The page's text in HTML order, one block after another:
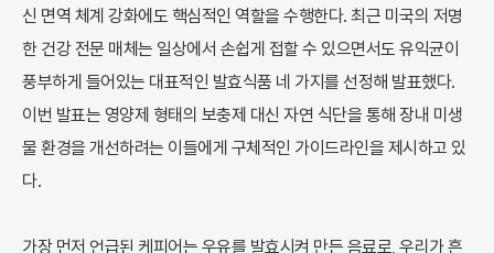
신 면역 체계 강화에도 핵심적인 역할을 수행한다. 최근 미국의 저명
한 건강 전문 매체는 일상에서 손쉽게 접할 수 있으면서도 유익균이
풍부하게 들어있는 대표적인 발효식품 네 가지를 선정해 발표했다.
이번 발표는 영양제 형태의 보충제 대신 자연 식단을 통해 장내 미생
물 환경을 개선하려는 이들에게 구체적인 가이드라인을 제시하고 있
다.
가장 먼저 언급된 케피어는 우유를 발효시켜 만든 음료로, 우리가 흔